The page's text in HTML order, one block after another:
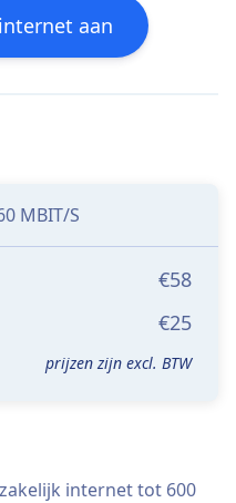
aan
MBIT/S
€58
€25
prijzen zijn excl. BTW
internet tot 600